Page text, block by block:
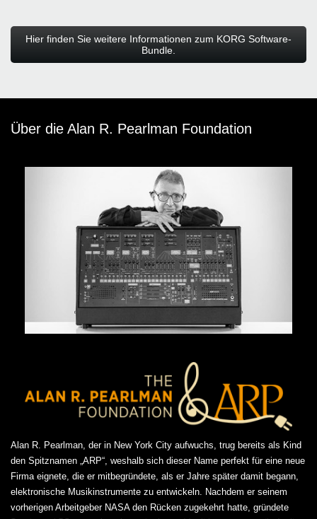
Hier finden Sie weitere Informationen zum KORG Software-
Bundle.
Über die Alan R. Pearlman Foundation
Alan R. Pearlman, der in New York City aufwuchs, trug bereits als Kind
den Spitznamen „ARP“, weshalb sich dieser Name perfekt für eine neue
Firma eignete, die er mitbegründete, als er Jahre später damit begann,
elektronische Musikinstrumente zu entwickeln. Nachdem er seinem
vorherigen Arbeitgeber NASA den Rücken zugekehrt hatte, gründete